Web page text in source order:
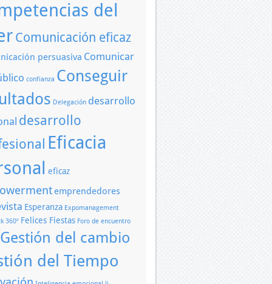
del
Comunicación eficaz
persuasiva Comunicar
confianza Conseguir
Delegación desarrollo
desarrollo
Eficacia
eficaz
emprendedores
Esperanza Expomanagement
360º Felices Fiestas Foro de encuentro
Gestión del cambio
del Tiempo